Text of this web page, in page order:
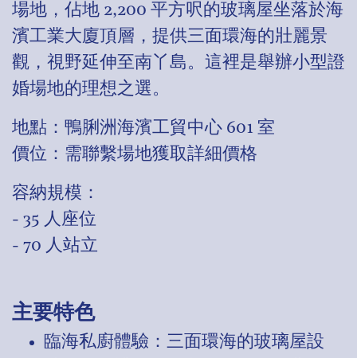
場地，佔地 2,200 平方呎的玻璃屋坐落於海
濱工業大廈頂層，提供三面環海的壯麗景
觀，視野延伸至南丫島。這裡是舉辦小型證
婚場地的理想之選。
地點：鴨脷洲海濱工貿中心 601 室
價位：需聯繫場地獲取詳細價格
容納規模：
- 35 人座位
- 70 人站立
主要特色
臨海私廚體驗：三面環海的玻璃屋設